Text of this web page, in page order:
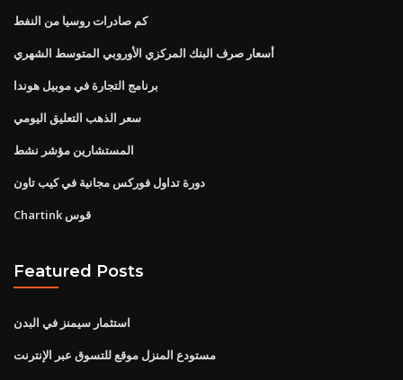
كم صادرات روسيا من النفط
أسعار صرف البنك المركزي الأوروبي المتوسط ​​الشهري
برنامج التجارة في موبيل هوندا
سعر الذهب التعليق اليومي
المستشارين مؤشر نشط
دورة تداول فوركس مجانية في كيب تاون
Chartink قوس
Featured Posts
استثمار سيمنز في البدن
مستودع المنزل موقع للتسوق عبر الإنترنت